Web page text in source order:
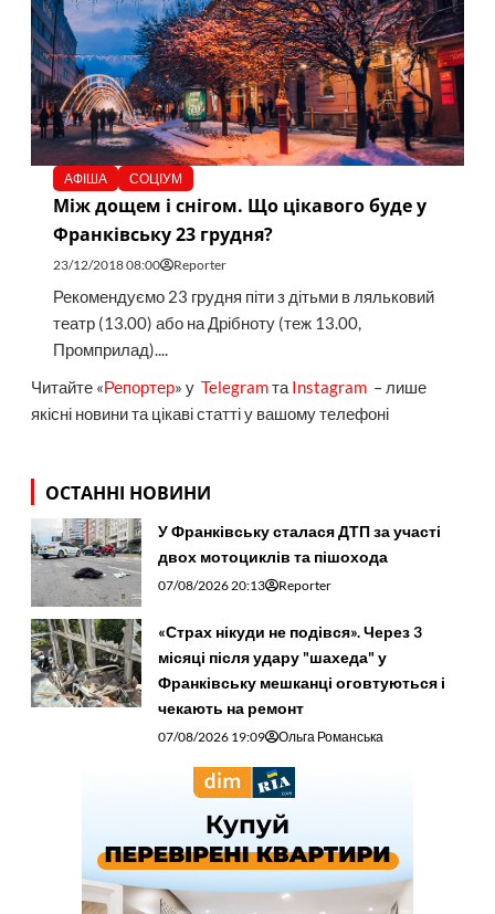
АФІША СОЦІУМ
Між дощем і снігом. Що цікавого буде у
Франківську 23 грудня?
23/12/2018 08:00 Reporter
Рекомендуємо 23 грудня піти з дітьми в ляльковий
театр (13.00) або на Дрібноту (теж 13.00,
Промприлад)....
Читайте «Репортер» у Telegramта Instagram– лише
якісні новини та цікаві статті у вашому телефоні
ОСТАННІ НОВИНИ
У Франківську сталася ДТП за участі
двох мотоциклів та пішохода
07/08/2026 20:13 Reporter
«Страх нікуди не подівся». Через 3
місяці після удару "шахеда" у
Франківську мешканці оговтуються і
чекають на ремонт
07/08/2026 19:09 Ольга Романська